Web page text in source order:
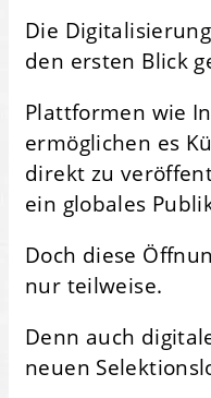
Die
den ersten Blick
Plattformen wie
ermöglichen es
direkt zu
ein globales
Doch diese
nur teilweise.
Denn auch
neuen